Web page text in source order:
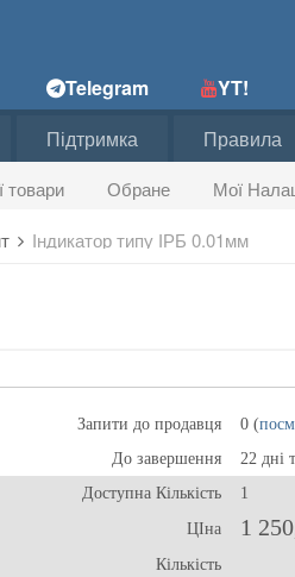
Telegram YT!
товари Обране Мої
Підтримка Правила
Індикатор типу ІРБ 0.01мм
Запити до продавця 0 (
До завершення
22 дні
Доступна Кількість
1
ЦІна
1
Кількість